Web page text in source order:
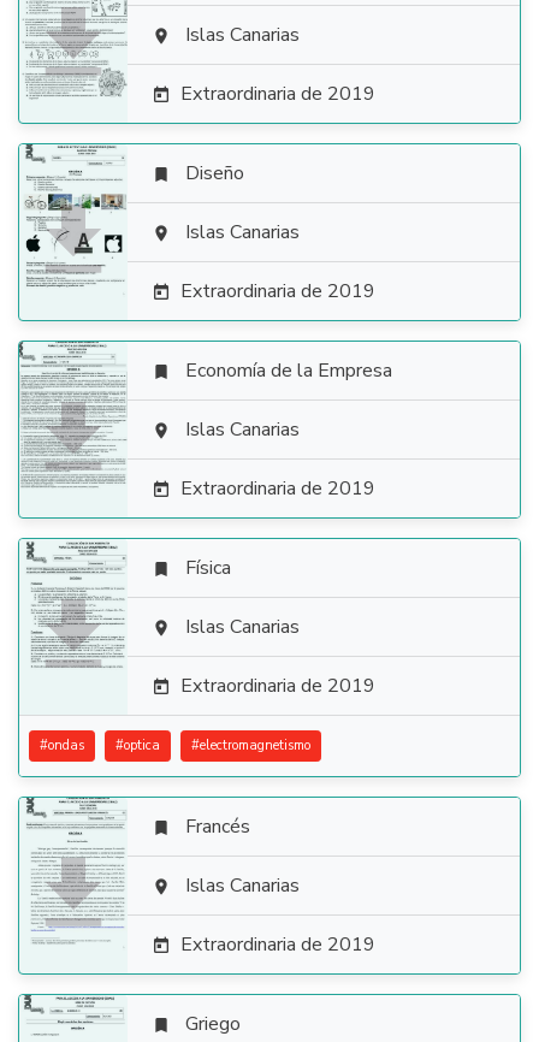
  Islas Canarias
 Extraordinaria de 2019

 Diseño
 Islas Canarias
 Extraordinaria de 2019

 Economía de la Empresa
 Islas Canarias
 Extraordinaria de 2019

 Física
 Islas Canarias
 Extraordinaria de 2019
#ondas #optica #electromagnetismo

 Francés
 Islas Canarias
 Extraordinaria de 2019
 Griego